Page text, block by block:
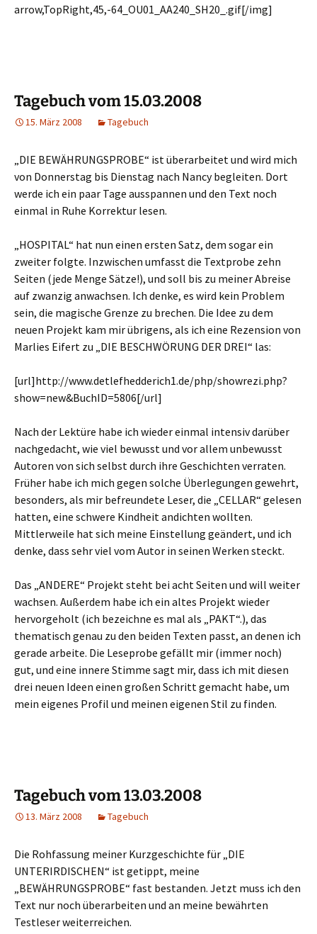
arrow,TopRight,45,-64_OU01_AA240_SH20_.gif[/img]
Tagebuch vom 15.03.2008
15. März 2008 Tagebuch
„DIE BEWÄHRUNGSPROBE“ ist überarbeitet und wird mich
von Donnerstag bis Dienstag nach Nancy begleiten. Dort
werde ich ein paar Tage ausspannen und den Text noch
einmal in Ruhe Korrektur lesen.
„HOSPITAL“ hat nun einen ersten Satz, dem sogar ein
zweiter folgte. Inzwischen umfasst die Textprobe zehn
Seiten (jede Menge Sätze!), und soll bis zu meiner Abreise
auf zwanzig anwachsen. Ich denke, es wird kein Problem
sein, die magische Grenze zu brechen. Die Idee zu dem
neuen Projekt kam mir übrigens, als ich eine Rezension von
Marlies Eifert zu „DIE BESCHWÖRUNG DER DREI“ las:
[url]http://www.detlefhedderich1.de/php/showrezi.php?
show=new&BuchID=5806[/url]
Nach der Lektüre habe ich wieder einmal intensiv darüber
nachgedacht, wie viel bewusst und vor allem unbewusst
Autoren von sich selbst durch ihre Geschichten verraten.
Früher habe ich mich gegen solche Überlegungen gewehrt,
besonders, als mir befreundete Leser, die „CELLAR“ gelesen
hatten, eine schwere Kindheit andichten wollten.
Mittlerweile hat sich meine Einstellung geändert, und ich
denke, dass sehr viel vom Autor in seinen Werken steckt.
Das „ANDERE“ Projekt steht bei acht Seiten und will weiter
wachsen. Außerdem habe ich ein altes Projekt wieder
hervorgeholt (ich bezeichne es mal als „PAKT“.), das
thematisch genau zu den beiden Texten passt, an denen ich
gerade arbeite. Die Leseprobe gefällt mir (immer noch)
gut, und eine innere Stimme sagt mir, dass ich mit diesen
drei neuen Ideen einen großen Schritt gemacht habe, um
mein eigenes Profil und meinen eigenen Stil zu finden.
Tagebuch vom 13.03.2008
13. März 2008 Tagebuch
Die Rohfassung meiner Kurzgeschichte für „DIE
UNTERIRDISCHEN“ ist getippt, meine
„BEWÄHRUNGSPROBE“ fast bestanden. Jetzt muss ich den
Text nur noch überarbeiten und an meine bewährten
Testleser weiterreichen.